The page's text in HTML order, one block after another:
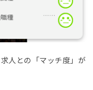
人との「マッチ度」が